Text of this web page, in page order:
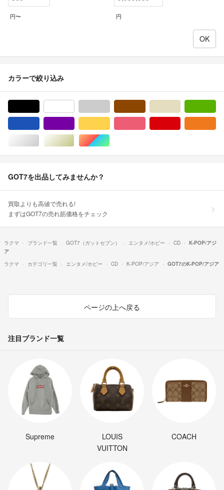
円〜 円
カラーで絞り込み
シルバー/銀色系ゴールド/金色系マルチカラー
GOT7を出品してみませんか？
買取よりも高値で売れる!
まずはGOT7の売れ筋価格をチェック
ラクマ ブランド一覧 GOT7（ガットセブン） エンタメ/ホビー CD
K-POP/アジ
ア
ラクマ
カテゴリ一覧 エンタメ/ホビー CD K-POP/アジア GOT7のK-POP/アジア
ページの上へ戻る
注目ブランド一覧
Supreme
LOUIS
VUITTON
COACH